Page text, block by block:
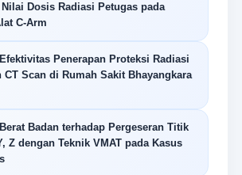
Dosis Radiasi Petugas pada
C-Arm
Penerapan Proteksi Radiasi
CT Scan di Rumah Sakit Bhayangkara
Badan terhadap Pergeseran Titik
Z dengan Teknik VMAT pada Kasus